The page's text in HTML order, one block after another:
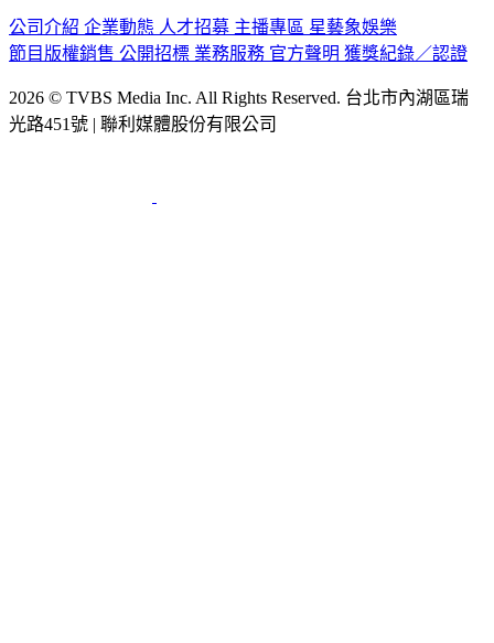
公司介紹 企業動態 人才招募 主播專區 星藝象娛樂
節目版權銷售 公開招標 業務服務 官方聲明 獲獎紀錄／認證
2026 © TVBS Media Inc. All Rights Reserved. 台北市內湖區瑞
光路451號 | 聯利媒體股份有限公司